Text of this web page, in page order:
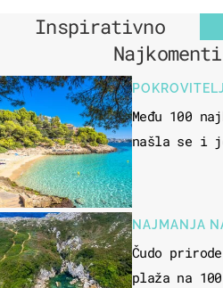
Inspirativno
Među 100
našla se i
NAJMANJA
Čudo
plaža na